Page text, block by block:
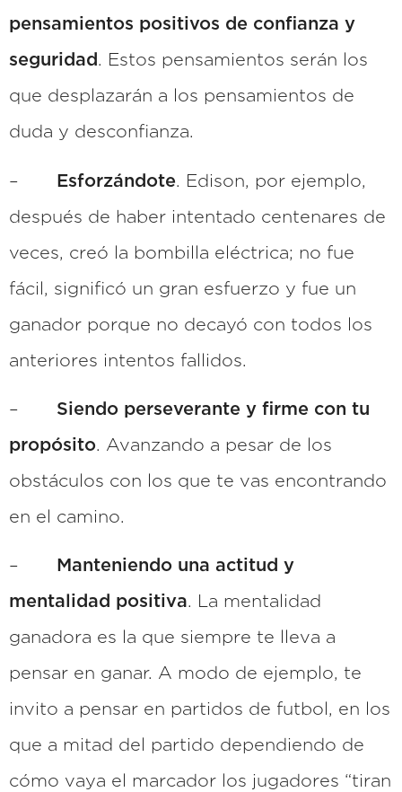
pensamientos positivos de confianza y
seguridad . Estos pensamientos serán los
que desplazarán a los pensamientos de
duda y desconfianza.
– Esforzándote. Edison, por ejemplo,
después de haber intentado centenares de
veces, creó la bombilla eléctrica; no fue
fácil, significó un gran esfuerzo y fue un
ganador porque no decayó con todos los
anteriores intentos fallidos.
– Siendo perseverante y firme con tu
propósito. Avanzando a pesar de los
obstáculos con los que te vas encontrando
en el camino.
–
Manteniendo una actitud y
mentalidad positiva. La mentalidad
ganadora es la que siempre te lleva a
pensar en ganar. A modo de ejemplo, te
invito a pensar en partidos de futbol, en los
que a mitad del partido dependiendo de
cómo vaya el marcador los jugadores “tiran